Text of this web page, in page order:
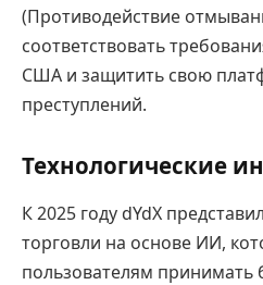
(Противодействие
соответствовать
США и защитить свою
преступлений.
Технологические
К 2025 году dYdX
торговли на основе ИИ,
пользователям принимать